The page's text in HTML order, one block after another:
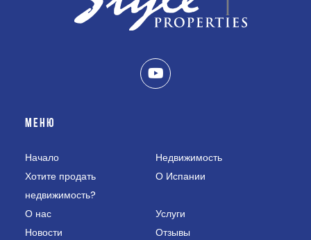
МЕНЮ
Начало
Недвижимость
Хотите продать
недвижимость?
О Испании
О нас
Услуги
Новости
Отзывы